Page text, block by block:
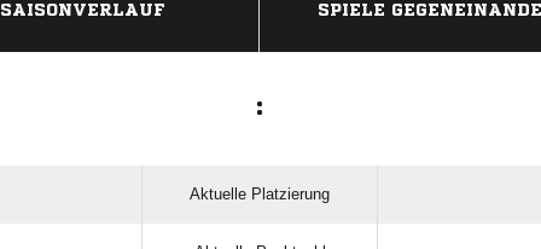
SAISONVERLAUF SPIELE
:
Aktuelle Platzierung